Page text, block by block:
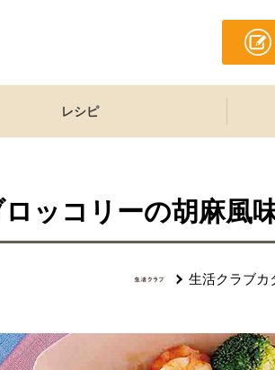
レシピ
ッコリーの胡麻風
生活クラブカ